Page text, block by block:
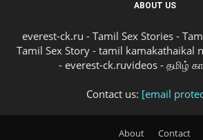
ABOUT US
everest-ck.ru - Tamil Sex Stories -
Tamil Sex Story - tamil kamakathaikal
- everest-ck.ruvideos - தமிழ்
Contact us: [email
About Contact